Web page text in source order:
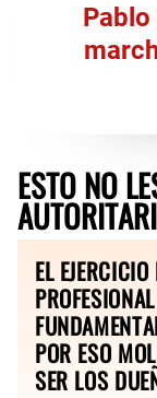
ESTO NO
EL
POR ESO
SER LOS